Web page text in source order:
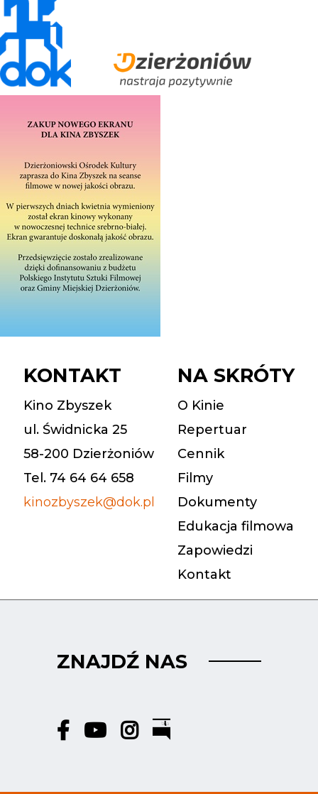
KONTAKT
Kino Zbyszek
ul. Świdnicka 25
58-200 Dzierżoniów
Tel. 74 64 64 658
kinozbyszek@dok.pl
NA SKRÓTY
O Kinie
Repertuar
Cennik
Filmy
Dokumenty
Edukacja filmowa
Zapowiedzi
Kontakt
ZNAJDŹ NAS